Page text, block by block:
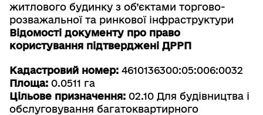
житлового будинку з об’єктами торгово-
розважальної та ринкової інфраструктури
Відомості документу про право
користування підтверджені ДРРП
Кадастровий номер: 4610136300:05:006:0032
Площа: 0.0511 га
Цільове призначення: 02.10 Для будівництва і
обслуговування багатоквартирного